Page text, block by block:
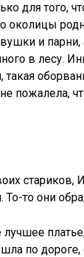
для того,
околицы
и
в лесу.
пожалела,
стариков,
то они
лучшее
по дороге,